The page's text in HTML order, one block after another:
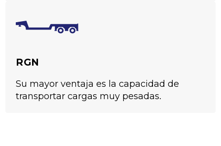
RGN
Su mayor ventaja es la capacidad de
transportar cargas muy pesadas.